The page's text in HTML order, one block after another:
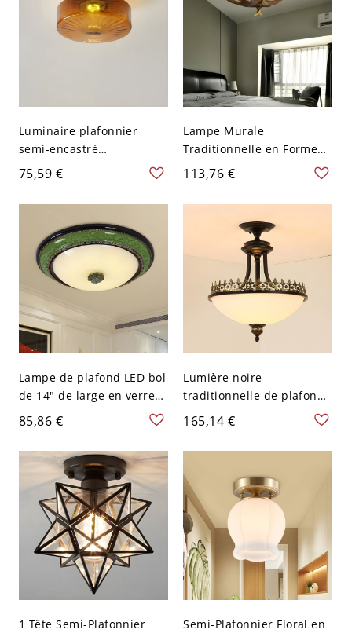
Luminaire plafonnier
semi-encastré
traditionnel en ambre
avec abat-jour en verre
transparent - 110 V-120 V
75,59 €
Lampe Murale
Traditionnelle en Forme
de Bol en Verre Dépoli à 3
Lumières Plafonnier en
Rotin de Bambou avec
Design de Ramure - Brun
110 V-120 V 31,75 cm
113,76 €
Lampe de plafond LED bol
de 14" de large en verre
opalin et finition en étain
antique pour salon
85,86 €
Lumière noire
traditionnelle de plafond
avec 3 LED lumineuses et
abat-jour en verre blanc -
110 V-120 V Style 1
165,14 €
1 Tête Semi-Plafonnier
Semi-Plafonnier Floral en